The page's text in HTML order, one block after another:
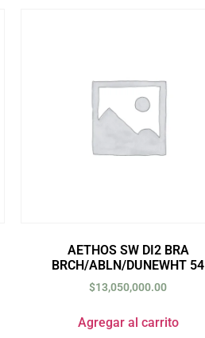
AETHOS SW DI2 BRA
BRCH/ABLN/DUNEWHT 54
$13,050,000.00
Agregar al carrito